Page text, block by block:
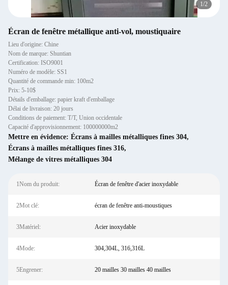
1/2
Écran de fenêtre métallique anti-vol, moustiquaire
Lieu d'origine: Chine
Nom de marque: Shuntian
Certification: ISO9001
Numéro de modèle: SS1
Quantité de commande min: 100m2
Prix: 5-10$
Détails d'emballage: papier kraft d'emballage
Délai de livraison: 20 jours
Conditions de paiement: T/T, Union occidentale
Capacité d'approvisionnement: 100000000m2
Mettre en évidence: Écrans à mailles métalliques fines 304,
Écrans à mailles métalliques fines 316,
Mélange de vitres métalliques 304
1Nom du produit: Écran de fenêtre d'acier inoxydable
2Mot clé: écran de fenêtre anti-moustiques
3Matériel: Acier inoxydable
4Mode: 304,304L, 316,316L
5Engrener: 20 mailles 30 mailles 40 mailles